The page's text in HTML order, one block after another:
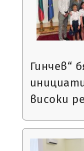
Гинчев“
високи